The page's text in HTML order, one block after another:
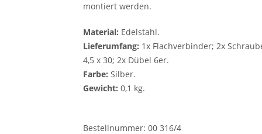
montiert werden.
Material: Edelstahl.
Lieferumfang: 1x Flachverbinder; 2x
4,5 x 30; 2x Dübel 6er.
Farbe: Silber.
Gewicht: 0,1 kg.
Bestellnummer: 00 316/4